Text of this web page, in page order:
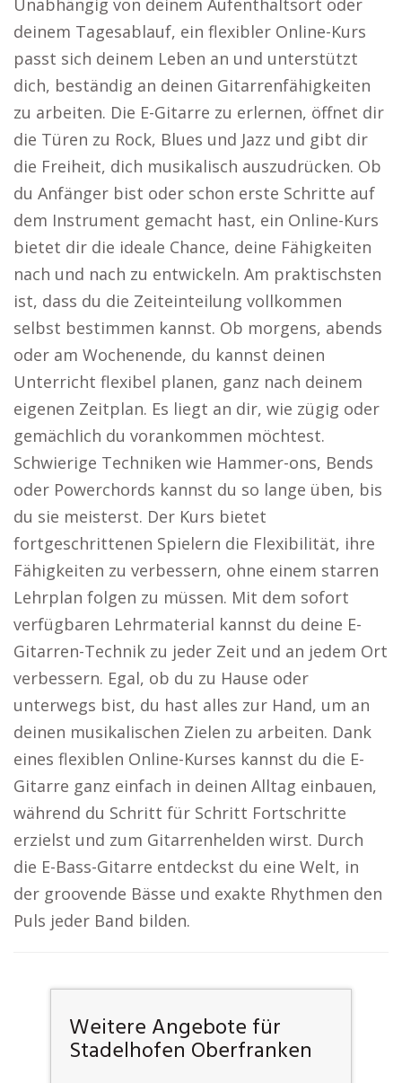
Unabhängig von deinem Aufenthaltsort oder
deinem Tagesablauf, ein flexibler Online-Kurs
passt sich deinem Leben an und unterstützt
dich, beständig an deinen Gitarrenfähigkeiten
zu arbeiten. Die E-Gitarre zu erlernen, öffnet dir
die Türen zu Rock, Blues und Jazz und gibt dir
die Freiheit, dich musikalisch auszudrücken. Ob
du Anfänger bist oder schon erste Schritte auf
dem Instrument gemacht hast, ein Online-Kurs
bietet dir die ideale Chance, deine Fähigkeiten
nach und nach zu entwickeln. Am praktischsten
ist, dass du die Zeiteinteilung vollkommen
selbst bestimmen kannst. Ob morgens, abends
oder am Wochenende, du kannst deinen
Unterricht flexibel planen, ganz nach deinem
eigenen Zeitplan. Es liegt an dir, wie zügig oder
gemächlich du vorankommen möchtest.
Schwierige Techniken wie Hammer-ons, Bends
oder Powerchords kannst du so lange üben, bis
du sie meisterst. Der Kurs bietet
fortgeschrittenen Spielern die Flexibilität, ihre
Fähigkeiten zu verbessern, ohne einem starren
Lehrplan folgen zu müssen. Mit dem sofort
verfügbaren Lehrmaterial kannst du deine E-
Gitarren-Technik zu jeder Zeit und an jedem Ort
verbessern. Egal, ob du zu Hause oder
unterwegs bist, du hast alles zur Hand, um an
deinen musikalischen Zielen zu arbeiten. Dank
eines flexiblen Online-Kurses kannst du die E-
Gitarre ganz einfach in deinen Alltag einbauen,
während du Schritt für Schritt Fortschritte
erzielst und zum Gitarrenhelden wirst. Durch
die E-Bass-Gitarre entdeckst du eine Welt, in
der groovende Bässe und exakte Rhythmen den
Puls jeder Band bilden.
Weitere Angebote für
Stadelhofen Oberfranken